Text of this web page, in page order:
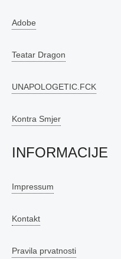
Adobe
Teatar Dragon
UNAPOLOGETIC.FCK
Kontra Smjer
INFORMACIJE
Impressum
Kontakt
Pravila prvatnosti